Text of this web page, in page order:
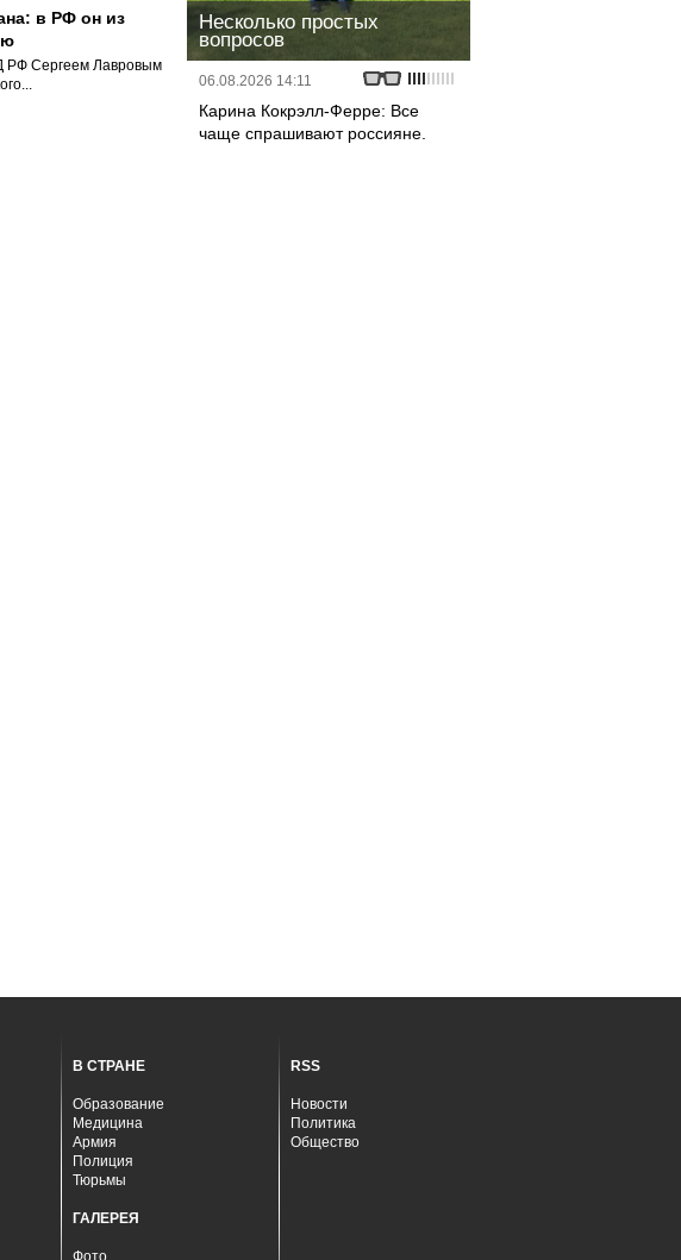
в РФ он из
РФ Сергеем Лавровым
Несколько простых
вопросов
06.08.2026 14:11
Карина Кокрэлл-Ферре: Все
чаще спрашивают россияне.
В СТРАНЕ
Образование
Медицина
Армия
Полиция
Тюрьмы
ГАЛЕРЕЯ
Фото
RSS
Новости
Политика
Общество